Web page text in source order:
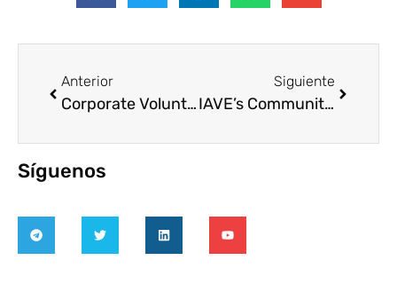
Anterior
Corporate Volunteering: Relationship to Job Resources and Work Engagement
Siguiente
IAVE’s Communities of Practice: Good Health & Well-Being
Síguenos